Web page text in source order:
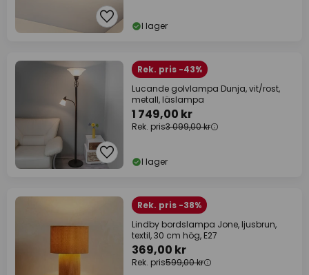
I lager
Rek. pris -43%
Lucande golvlampa Dunja, vit/rost,
metall, läslampa
1 749,00 kr
Rek. pris3 099,00 kr
I lager
Rek. pris -38%
Lindby bordslampa Jone, ljusbrun,
textil, 30 cm hög, E27
369,00 kr
Rek. pris599,00 kr